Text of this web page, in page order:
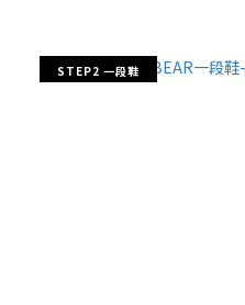
STEP2 一段鞋